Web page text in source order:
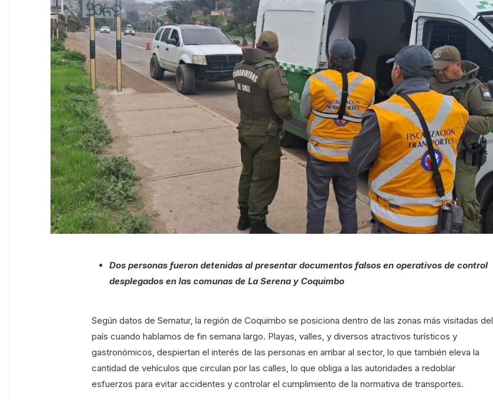
Dos personas fueron detenidas al presentar documentos falsos en operativos de control
desplegados en las comunas de La Serena y Coquimbo
Según datos de Sernatur, la región de Coquimbo se posiciona dentro de las zonas más visitadas del
país cuando hablamos de fin semana largo. Playas, valles, y diversos atractivos turísticos y
gastronómicos, despiertan el interés de las personas en arribar al sector, lo que también eleva la
cantidad de vehículos que circulan por las calles, lo que obliga a las autoridades a redoblar
esfuerzos para evitar accidentes y controlar el cumplimiento de la normativa de transportes.